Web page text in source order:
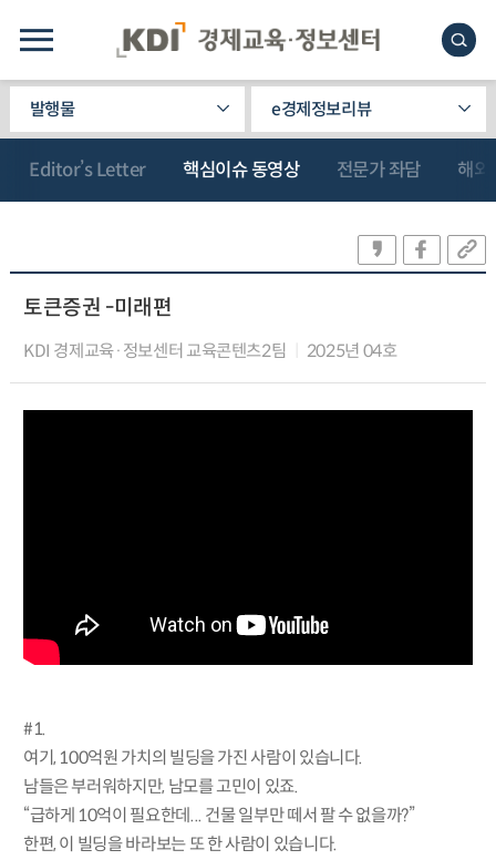
발행물 e경제정보리뷰
Editor’s Letter 핵심이슈 동영상 전문가 좌담 해외
토큰증권 -미래편
KDI 경제교육·정보센터 교육콘텐츠2팀 2025년 04호
#1.
여기, 100억원 가치의 빌딩을 가진 사람이 있습니다.
남들은 부러워하지만, 남모를 고민이 있죠.
“급하게 10억이 필요한데... 건물 일부만 떼서 팔 수 없을까?”
한편, 이 빌딩을 바라보는 또 한 사람이 있습니다.